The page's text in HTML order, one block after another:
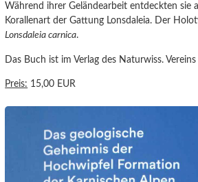
Während ihrer Geländearbeit entdeckten sie
Korallenart der Gattung Lonsdaleia. Der
Lonsdaleia carnica.
Das Buch ist im Verlag des Naturwiss.
Preis: 15,00 EUR